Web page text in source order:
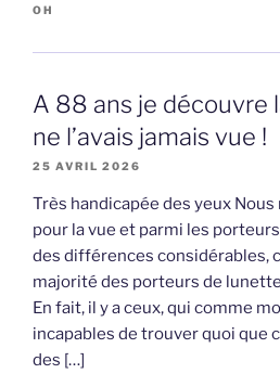
OH
A 88 ans je découvre
ne l’avais jamais vue !
25 AVRIL 2026
Très handicapée des yeux
pour la vue et parmi les
des différences considérables,
majorité des porteurs de
En fait, il y a ceux, qui comme
incapables de trouver quoi que
des […]